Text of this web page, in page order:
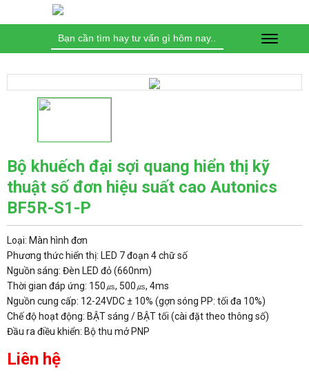
Bộ khuếch đại sợi quang hiển thị kỹ
thuật số đơn hiệu suất cao Autonics
BF5R-S1-P
Loại: Màn hình đơn
Phương thức hiển thị: LED 7 đoạn 4 chữ số
Nguồn sáng: Đèn LED đỏ (660nm)
Thời gian đáp ứng: 150㎲, 500㎲, 4ms
Nguồn cung cấp: 12-24VDC ± 10% (gợn sóng PP: tối đa 10%)
Chế độ hoạt động: BẬT sáng / BẬT tối (cài đặt theo thông số)
Đầu ra điều khiển: Bộ thu mở PNP
Liên hệ